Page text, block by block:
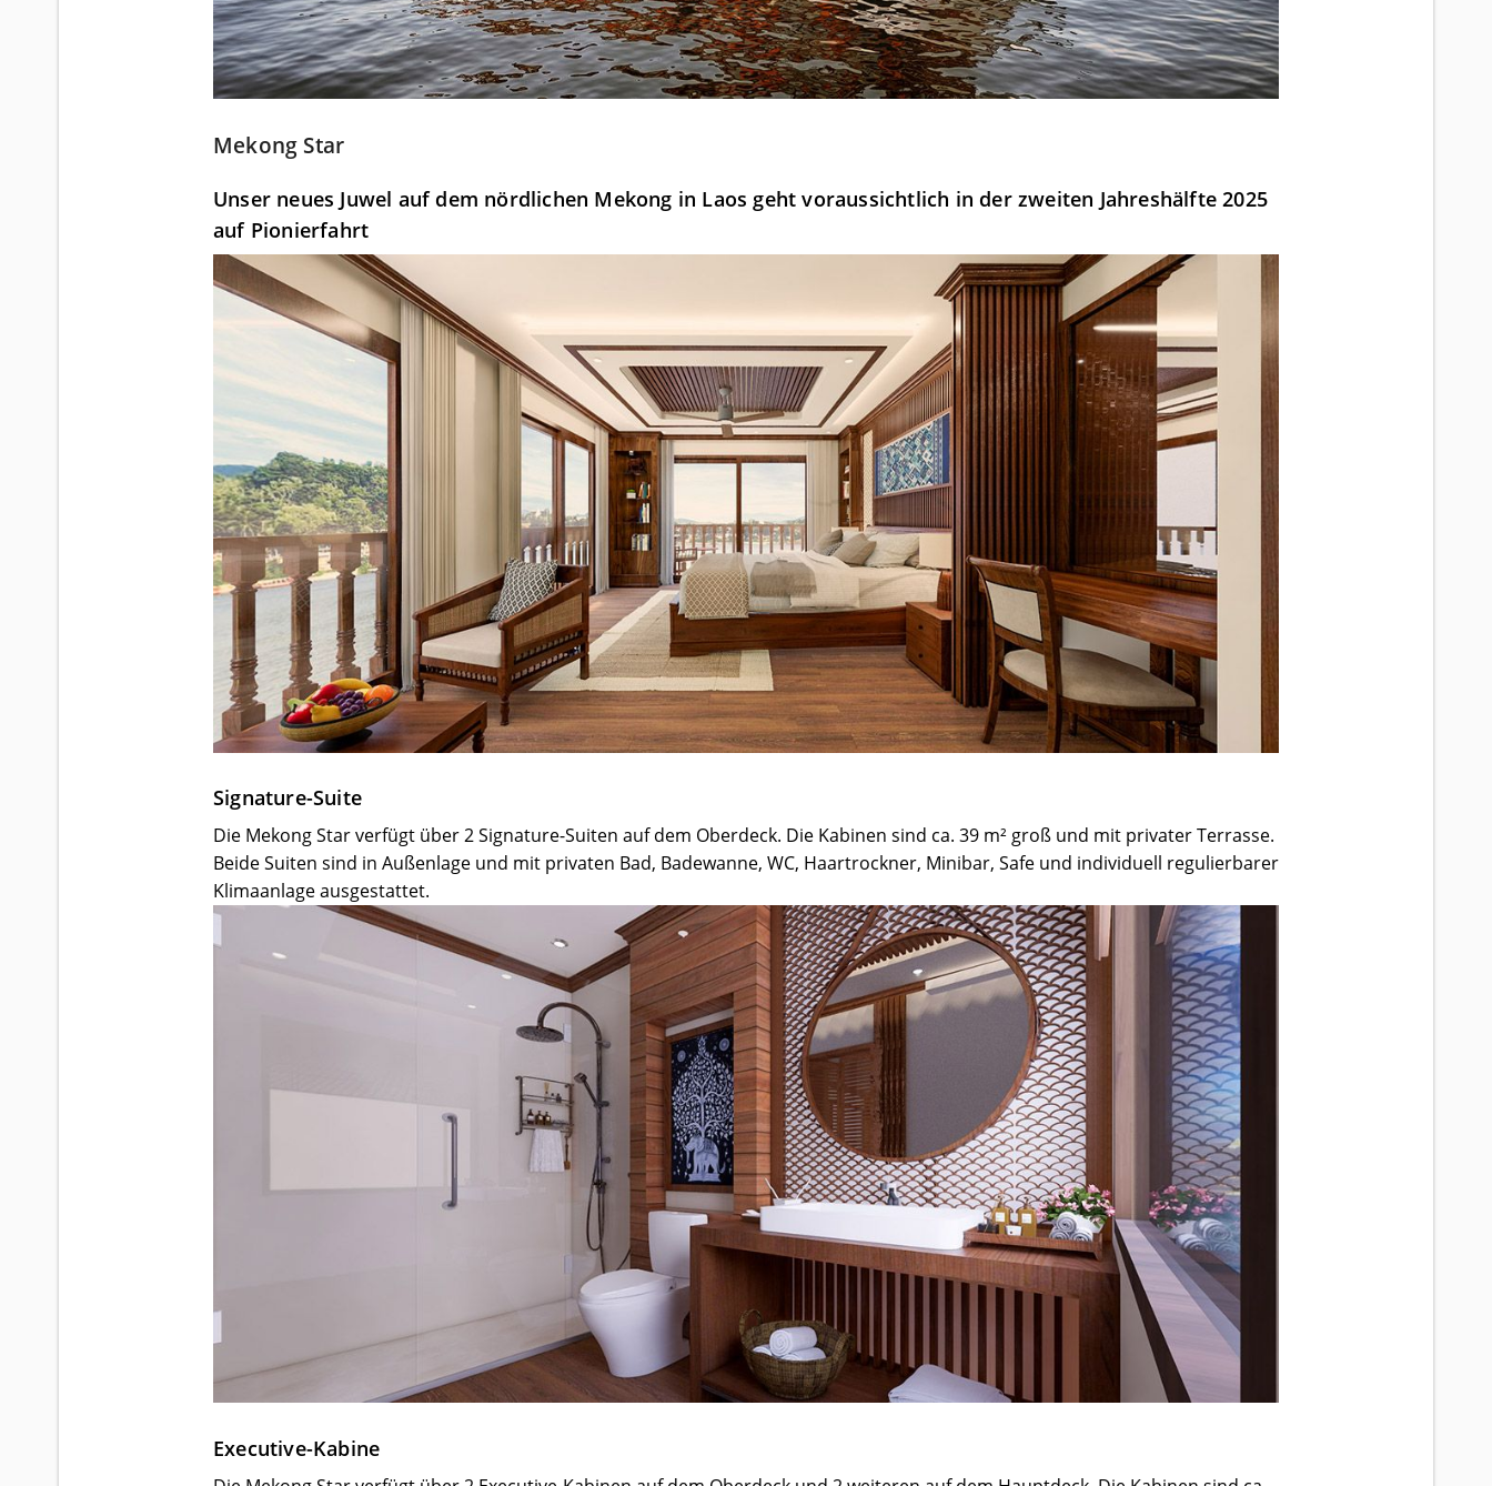
Mekong Star
Unser neues Juwel auf dem nördlichen Mekong in Laos geht voraussichtlich in der zweiten Jahreshälfte 2025
auf Pionierfahrt
Signature-Suite
Die Mekong Star verfügt über 2 Signature-Suiten auf dem Oberdeck. Die Kabinen sind ca. 39 m² groß und mit privater Terrasse.
Beide Suiten sind in Außenlage und mit privaten Bad, Badewanne, WC, Haartrockner, Minibar, Safe und individuell regulierbarer
Klimaanlage ausgestattet.
Executive-Kabine